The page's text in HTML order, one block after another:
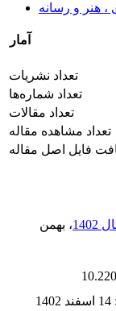
هنر و رسانه
آمار
تعداد نشریات
تعداد شماره‌ها
تعداد مقالات
تعداد مشاهده مقاله
فایل اصل مقاله
، بهمن
: 14 اسفند 1402